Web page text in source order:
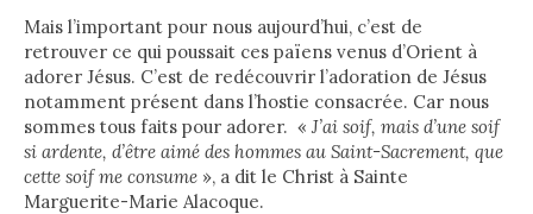
Mais l’important pour nous aujourd’hui, c’est de
retrouver ce qui poussait ces païens venus d’Orient à
adorer Jésus. C’est de redécouvrir l’adoration de Jésus
notamment présent dans l’hostie consacrée. Car nous
sommes tous faits pour adorer. « J’ai soif, mais d’une soif
si ardente, d’être aimé des hommes au Saint-Sacrement, que
cette soif me consume », a dit le Christ à Sainte
Marguerite-Marie Alacoque.